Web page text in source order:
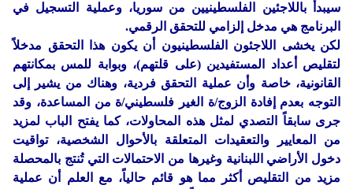
سيبدأ باللاجئين الفلسطينيين من سوريا، وعملية التسجيل في
البرنامج هي مدخل إلزامي للتحقق الرقمي.
لكن يخشى اللاجئون الفلسطينيون أن يكون هذا التحقق مدخلاً
لتقليص أعداد المستفيدين (على قلتهم)، وبوابة للمس بمكانتهم
القانونية، خاصة وأن عملية التحقق فردية، وهناك من يشير إلى
التوجه بعدم إفادة الزوج/ة الغير فلسطيني/ة من المساعدة، وقد
جرى سابقاً التصدي لمثل هذه المحاولات، كما يفتح الباب لمزيد
من المعايير والتعقيدات المتعلقة بالأحوال الشخصية، تواقيت
دخول الأراضي اللبنانية وغيرها من الاحتمالات التي تُنتج بالمحصلة
مزيد من التقليص أكثر مما هو قائم حالياً، مع العلم أن عملية